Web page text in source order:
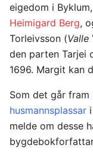
eigedom i
Heimigard Berg,
Torleivsson (Valle
den parten Tarjei
1696. Margit kan
Som det går fram
husmannsplassar i
melde om desse